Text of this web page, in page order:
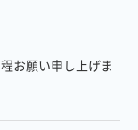
お願い申し上げま